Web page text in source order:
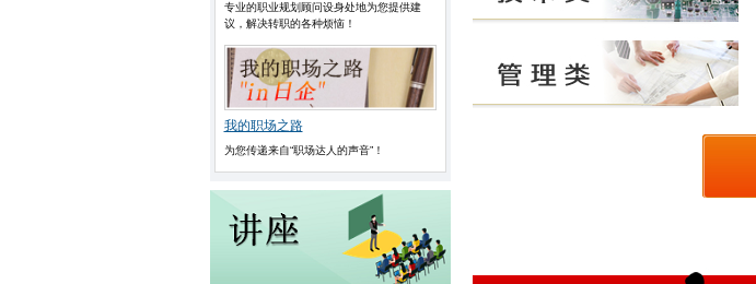
专业的职业规划顾问设身处地为您提供建
议，解决转职的各种烦恼！
我的职场之路
为您传递来自“职场达人的声音”！